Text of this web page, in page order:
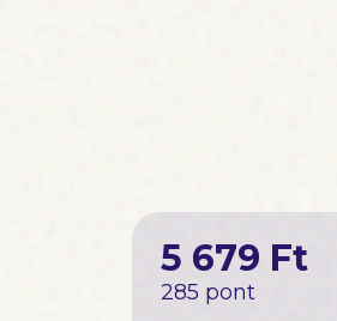
5 679 Ft
285 pont